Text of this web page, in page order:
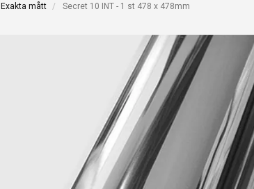
Exakta mått Secret 10 INT - 1 st 478 x 478mm